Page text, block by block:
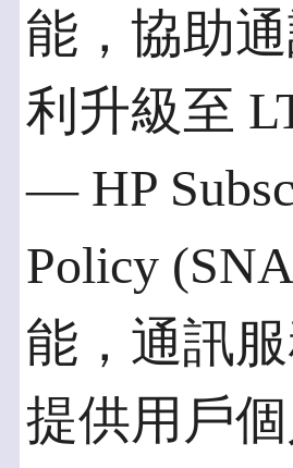
能，協助
利升級至
— HP
Policy
能，通訊
提供用戶